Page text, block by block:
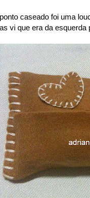
caseado foi uma
vi que era da